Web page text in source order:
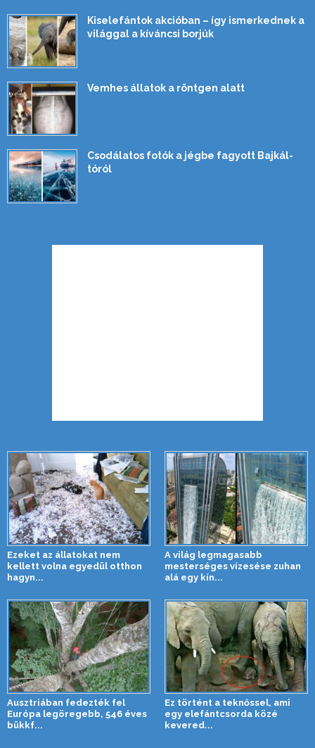
Kiselefántok akcióban – így ismerkednek a
világgal a kíváncsi borjúk
Vemhes állatok a röntgen alatt
Csodálatos fotók a jégbe fagyott Bajkál-
tóról
Ezeket az állatokat nem
kellett volna egyedül otthon
hagyn...
A világ legmagasabb
mesterséges vízesése zuhan
alá egy kín...
Ausztriában fedezték fel
Európa legöregebb, 546 éves
bükkf...
Ez történt a teknőssel, ami
egy elefántcsorda közé
kevered...